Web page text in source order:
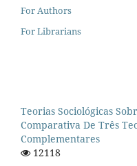
For Authors
For Librarians
Teorias Sociológicas
Comparativa De Três
Complementares
12118